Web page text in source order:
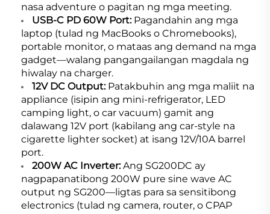
nasa adventure o pagitan ng mga meeting.
USB-C PD 60W Port: Pagandahin ang mga
laptop (tulad ng MacBooks o Chromebooks),
portable monitor, o mataas ang demand na mga
gadget—walang pangangailangan magdala ng
hiwalay na charger.
12V DC Output: Patakbuhin ang mga maliit na
appliance (isipin ang mini-refrigerator, LED
camping light, o car vacuum) gamit ang
dalawang 12V port (kabilang ang car-style na
cigarette lighter socket) at isang 12V/10A barrel
port.
200W AC Inverter:Ang SG200DC ay
nagpapanatibong 200W pure sine wave AC
output ng SG200—ligtas para sa sensitibong
electronics (tulad ng camera, router, o CPAP